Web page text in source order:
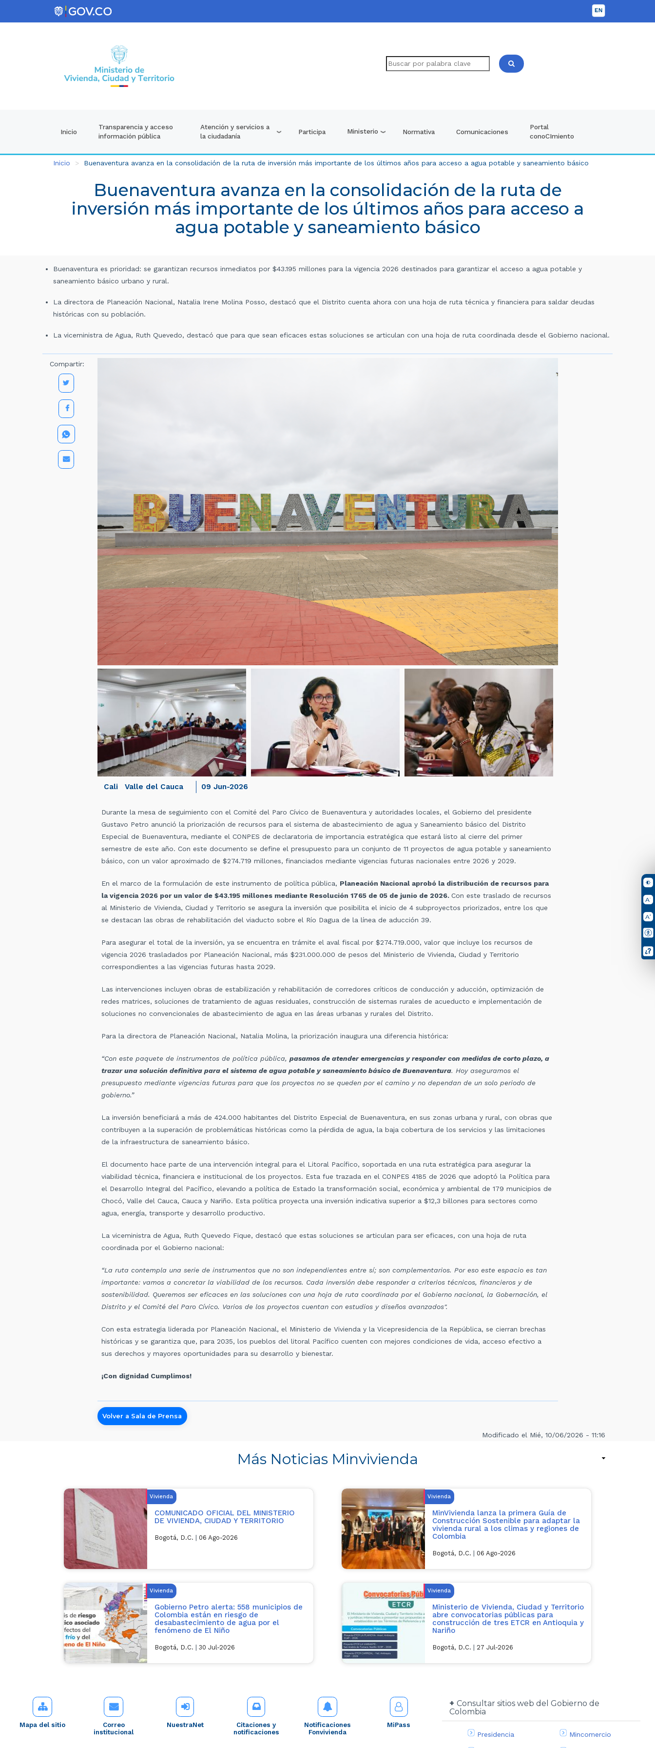
Inicio
Transparencia y acceso
información pública
Atención y servicios a
la ciudadanía
Participa Ministerio Normativa Comunicaciones
Portal
conoCImiento
Inicio Buenaventura avanza en la consolidación de la ruta de inversión más importante de los últimos años para acceso a agua potable y saneamiento básico
Buenaventura avanza en la consolidación de la ruta de
inversión más importante de los últimos años para acceso a
agua potable y saneamiento básico
Buenaventura es prioridad: se garantizan recursos inmediatos por $43.195 millones para la vigencia 2026 destinados para garantizar el acceso a agua potable y
saneamiento básico urbano y rural.
La directora de Planeación Nacional, Natalia Irene Molina Posso, destacó que el Distrito cuenta ahora con una hoja de ruta técnica y financiera para saldar deudas
históricas con su población.
La viceministra de Agua, Ruth Quevedo, destacó que para que sean eficaces estas soluciones se articulan con una hoja de ruta coordinada desde el Gobierno nacional.
Compartir:
Valle del Cauca
Cali 09 Jun-2026
Durante la mesa de seguimiento con el Comité del Paro Cívico de Buenaventura y autoridades locales, el Gobierno del presidente
Gustavo Petro anunció la priorización de recursos para el sistema de abastecimiento de agua y Saneamiento básico del Distrito
Especial de Buenaventura, mediante el CONPES de declaratoria de importancia estratégica que estará listo al cierre del primer
semestre de este año. Con este documento se define el presupuesto para un conjunto de 11 proyectos de agua potable y saneamiento
básico, con un valor aproximado de $274.719 millones, financiados mediante vigencias futuras nacionales entre 2026 y 2029.
En el marco de la formulación de este instrumento de política pública, Planeación Nacional aprobó la distribución de recursos para
la vigencia 2026 por un valor de $43.195 millones mediante Resolución 1765 de 05 de junio de 2026. Con este traslado de recursos
al Ministerio de Vivienda, Ciudad y Territorio se asegura la inversión que posibilita el inicio de 4 subproyectos priorizados, entre los que
se destacan las obras de rehabilitación del viaducto sobre el Río Dagua de la línea de aducción 39.
Para asegurar el total de la inversión, ya se encuentra en trámite el aval fiscal por $274.719.000, valor que incluye los recursos de
vigencia 2026 trasladados por Planeación Nacional, más $231.000.000 de pesos del Ministerio de Vivienda, Ciudad y Territorio
correspondientes a las vigencias futuras hasta 2029.
Las intervenciones incluyen obras de estabilización y rehabilitación de corredores críticos de conducción y aducción, optimización de
redes matrices, soluciones de tratamiento de aguas residuales, construcción de sistemas rurales de acueducto e implementación de
soluciones no convencionales de abastecimiento de agua en las áreas urbanas y rurales del Distrito.
Para la directora de Planeación Nacional, Natalia Molina, la priorización inaugura una diferencia histórica:
“Con este paquete de instrumentos de política pública, pasamos de atender emergencias y responder con medidas de corto plazo, a
trazar una solución definitiva para el sistema deagua potable y saneamiento básico de Buenaventura. Hoy aseguramos el
presupuesto mediante vigencias futuras para que los proyectos no se queden por el camino y no dependan de un solo periodo de
gobierno.”
La inversión beneficiará a más de 424.000 habitantes del Distrito Especial de Buenaventura, en sus zonas urbana y rural, con obras que
contribuyen a la superación de problemáticas históricas como la pérdida de agua, la baja cobertura de los servicios y las limitaciones
de la infraestructura de saneamiento básico.
El documento hace parte de una intervención integral para el Litoral Pacífico, soportada en una ruta estratégica para asegurar la
viabilidad técnica, financiera e institucional de los proyectos. Esta fue trazada en el CONPES 4185 de 2026 que adoptó la Política para
el Desarrollo Integral del Pacífico, elevando a política de Estado la transformación social, económica y ambiental de 179 municipios de
Chocó, Valle del Cauca, Cauca y Nariño. Esta política proyecta una inversión indicativa superior a $12,3 billones para sectores como
agua, energía, transporte y desarrollo productivo.
La viceministra de Agua, Ruth Quevedo Fique, destacó que estas soluciones se articulan para ser eficaces, con una hoja de ruta
coordinada por el Gobierno nacional:
“La ruta contempla una serie de instrumentos que no son independientes entre sí; son complementarios. Por eso este espacio es tan
importante: vamos a concretar la viabilidad de los recursos. Cada inversión debe responder a criterios técnicos, financieros y de
sostenibilidad. Queremos ser eficaces en las soluciones con una hoja de ruta coordinada por el Gobierno nacional, la Gobernación, el
Distrito y el Comité del Paro Cívico. Varios de los proyectos cuentan con estudios y diseños avanzados".
Con esta estrategia liderada por Planeación Nacional, el Ministerio de Vivienda y la Vicepresidencia de la República, se cierran brechas
históricas y se garantiza que, para 2035, los pueblos del litoral Pacífico cuenten con mejores condiciones de vida, acceso efectivo a
sus derechos y mayores oportunidades para su desarrollo y bienestar.
¡Con dignidad Cumplimos!
Volver a Sala de Prensa
Modificado el Mié, 10/06/2026 - 11:16
Más Noticias Minvivienda
Vivienda
COMUNICADO OFICIAL DEL MINISTERIO
DE VIVIENDA, CIUDAD Y TERRITORIO
Bogotá, D.C. 06 Ago-2026
Vivienda
MinVivienda lanza la primera Guía de
Construcción Sostenible para adaptar la
vivienda rural a los climas y regiones de
Colombia
Bogotá, D.C. 06 Ago-2026
Vivienda
Gobierno Petro alerta: 558 municipios de
Colombia están en riesgo de
desabastecimiento de agua por el
fenómeno de El Niño
Bogotá, D.C. 30 Jul-2026
Vivienda
Ministerio de Vivienda, Ciudad y Territorio
abre convocatorias públicas para
construcción de tres ETCR en Antioquia y
Nariño
Bogotá, D.C. 27 Jul-2026
Mapa del sitio
Correo
institucional
NuestraNet
Citaciones y
notificaciones
Notificaciones
Fonvivienda
MiPass
Consultar sitios web del Gobierno de
Colombia
Presidencia Mincomercio